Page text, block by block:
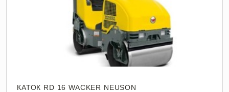
КАТОК RD 16 WACKER NEUSON